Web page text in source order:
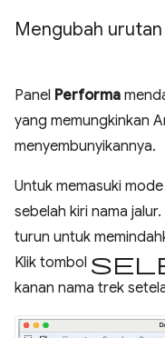
Mengubah
Panel Performa
yang memungkinkan
menyembunyikannya.
Untuk memasuki
sebelah kiri nama
turun untuk
Klik tombol
kanan nama trek